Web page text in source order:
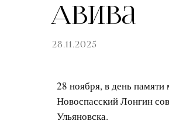
Авива
28.11.2025
28 ноября, в день
Новоспасский Лонгин
Ульяновска.